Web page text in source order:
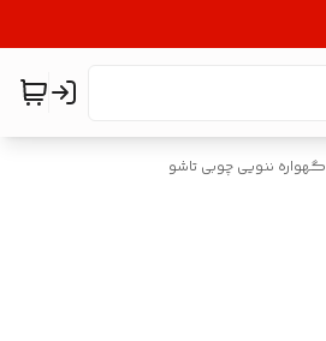
گهواره ننویی چوبی تاشو